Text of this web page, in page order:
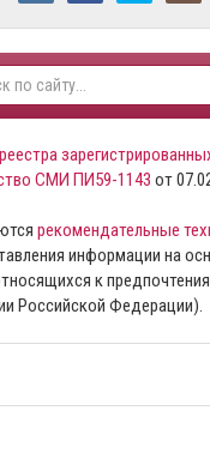
СМИ ПИ59-1143 от
рекомендательные
информации на
к
Российской Федерации).